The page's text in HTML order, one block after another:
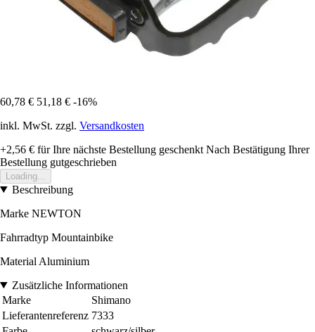
60,78 € 51,18 € -16%
inkl. MwSt. zzgl. Versandkosten
+2,56 € für Ihre nächste Bestellung geschenkt Nach Bestätigung Ihrer
Bestellung gutgeschrieben
Loading...
Beschreibung
Marke NEWTON
Fahrradtyp Mountainbike
Material Aluminium
Zusätzliche Informationen
Marke
Shimano
Lieferantenreferenz 7333